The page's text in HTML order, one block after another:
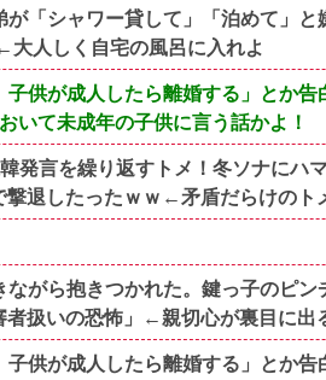
「シャワー貸して」「泊めて」と
人しく自宅の風呂に入れよ
供が成人したら離婚する」とか
いて未成年の子供に言う話かよ！
発言を繰り返すトメ！冬ソナにハ
退したったｗｗ←矛盾だらけのト
がら抱きつかれた。鍵っ子のピ
扱いの恐怖」←親切心が裏目に出
供が成人したら離婚する」とか